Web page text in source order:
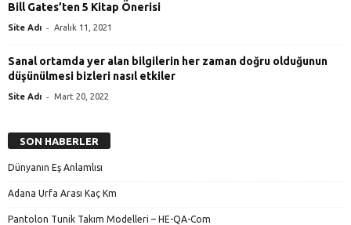
Bill Gates’ten 5 Kitap Önerisi
Site Adı - Aralık 11, 2021
Sanal ortamda yer alan bilgilerin her zaman doğru olduğunun
düşünülmesi bizleri nasıl etkiler
Site Adı - Mart 20, 2022
SON HABERLER
Dünyanın Eş Anlamlısı
Adana Urfa Arası Kaç Km
Pantolon Tunik Takım Modelleri – HE-QA-Com